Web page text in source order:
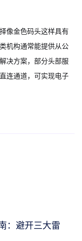
像金色码头这样具有
机构通常能提供从公
决方案，部分头部服
连通道，可实现电子
：避开三大雷